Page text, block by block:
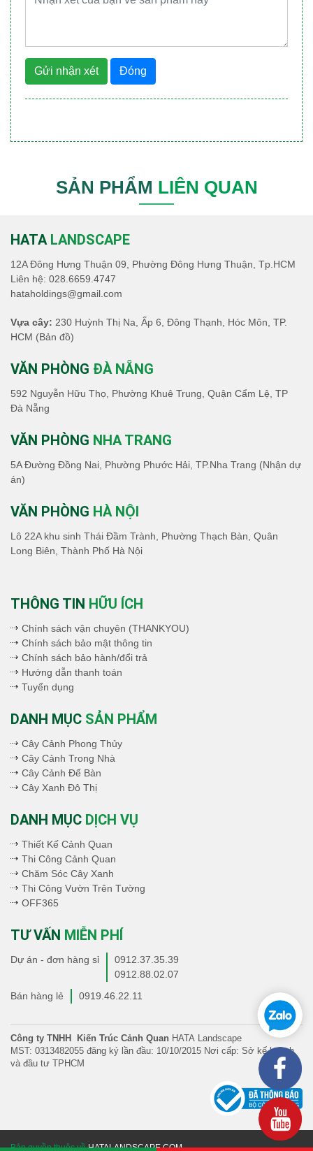
Gửi nhận xét Đóng
SẢN PHẨM LIÊN QUAN
HATA LANDSCAPE
12A Đông Hưng Thuận 09, Phường Đông Hưng Thuận, Tp.HCM
Liên hệ: 028.6659.4747
hataholdings@gmail.com
Vựa cây: 230 Huỳnh Thị Na, Ấp 6, Đông Thạnh, Hóc Môn, TP.
HCM (Bản đồ)
VĂN PHÒNG ĐÀ NẴNG
592 Nguyễn Hữu Thọ, Phường Khuê Trung, Quận Cẩm Lệ, TP
Đà Nẵng
VĂN PHÒNG NHA TRANG
5A Đường Đồng Nai, Phường Phước Hải, TP.Nha Trang (Nhận dự
án)
VĂN PHÒNG HÀ NỘI
Lô 22A khu sinh Thái Đầm Trành, Phường Thạch Bàn, Quân
Long Biên, Thành Phố Hà Nội
THÔNG TIN HỮU ÍCH
Chính sách vận chuyên (THANKYOU)
Chính sách bảo mật thông tin
Chính sách bảo hành/đổi trả
Hướng dẫn thanh toán
Tuyển dụng
DANH MỤC SẢN PHẨM
Cây Cảnh Phong Thủy
Cây Cảnh Trong Nhà
Cây Cảnh Để Bàn
Cây Xanh Đô Thị
DANH MỤC DỊCH VỤ
Thiết Kế Cảnh Quan
Thi Công Cảnh Quan
Chăm Sóc Cây Xanh
Thi Công Vườn Trên Tường
OFF365
TƯ VẤN MIỄN PHÍ
Dự án - đơn hàng sỉ
0912.37.35.39
0912.88.02.07
Bán hàng lẻ
0919.46.22.11
Công ty TNHH Kiến Trúc Cảnh Quan HATA Landscape
MST: 0313482055 đăng ký lần đầu: 10/10/2015 Nơi cấp: Sở kế hoạch
và đầu tư TPHCM
Bản quyền thuộc về HATALANDSCAPE.COM